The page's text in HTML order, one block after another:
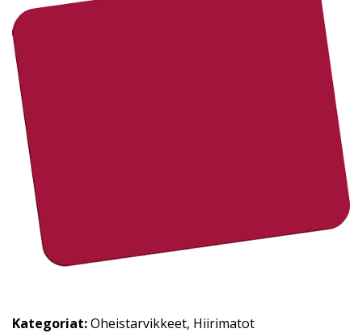
Kategoriat:Oheistarvikkeet, Hiirimatot